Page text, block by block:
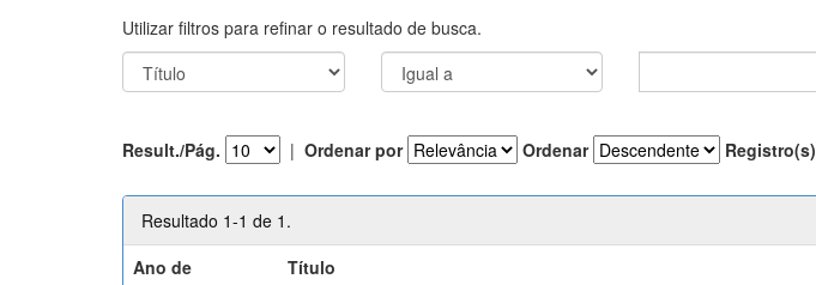
Utilizar filtros para refinar o resultado de busca.
Result./Pág. | Ordenar por Ordenar Registro(s)
Resultado 1-1 de 1.
Ano de
Título